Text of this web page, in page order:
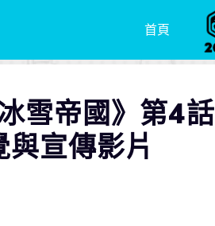
首頁
雪帝國》第4
宣傳影片